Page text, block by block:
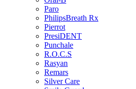
Paro
PhilipsBreath Rx
Pierrot
PresiDENT
Punchale
R.O.C.S
Rasyan
Remars
Silver Care